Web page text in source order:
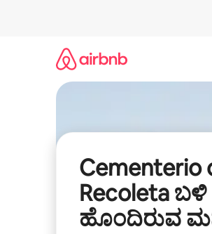
Cementerio
Recoleta
ಹೊಂದಿರುವ